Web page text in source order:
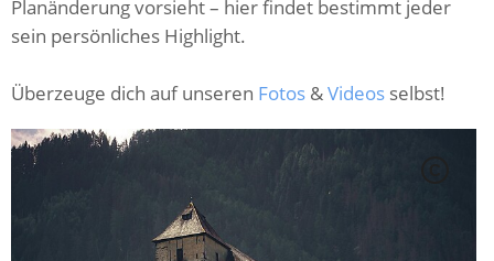
Planänderung vorsieht – hier findet bestimmt jeder
sein persönliches Highlight.
Überzeuge dich auf unseren Fotos &Videos selbst!